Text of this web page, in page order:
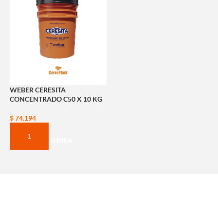
WEBER CERESITA
CONCENTRADO C50 X 10 KG
$74.194
COMPRAR AHORA